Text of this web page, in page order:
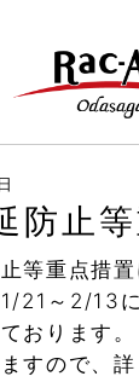
防止
等重点措
21～2/13
おります。
すので、